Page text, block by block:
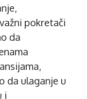
pokretači
da
da ulaganje u
i